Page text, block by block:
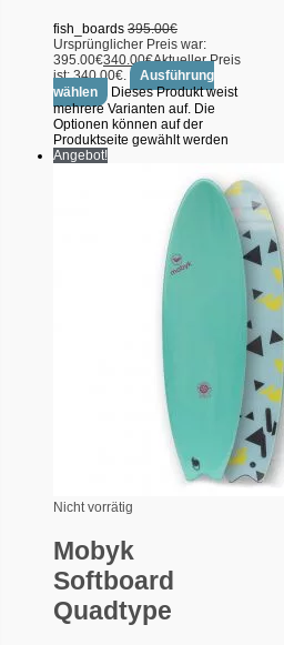
fish_boards 395.00€
Ursprünglicher Preis war:
395.00€340.00€Aktueller Preis
ist: 340.00€.
Ausführung
wählen
Dieses Produkt weist
mehrere Varianten auf. Die
Optionen können auf der
Produktseite gewählt werden
Angebot!
Nicht vorrätig
Mobyk
Softboard
Quadtype